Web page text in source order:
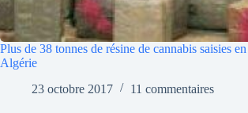
Plus de 38 tonnes de résine de cannabis saisies
Algérie
23 octobre 2017
11 commentaires